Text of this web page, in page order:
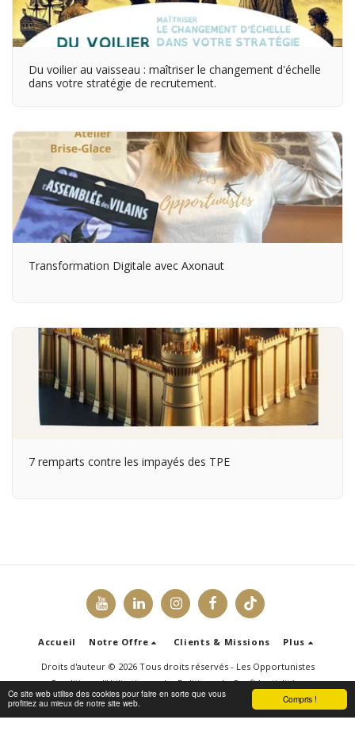
Compris !
Ce site web utilise des cookies pour faire en sorte que vous
profitiez au mieux de notre site web.
Du voilier au vaisseau : maîtriser le changement d'échelle
dans votre stratégie de recrutement.
Transformation Digitale avec Axonaut
7 remparts contre les impayés des TPE
Accueil Notre Offre Clients & Missions Plus
Droits d'auteur © 2026 Tous droits réservés - Les Opportunistes
Conditions d'Utilisations|Politique de Confidentialité